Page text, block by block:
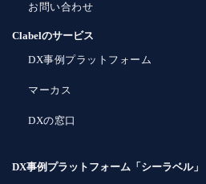
お問い合わせ
Clabelのサービス
DX事例プラットフォーム
マーカス
DXの窓口
DX事例プラットフォーム「シーラベル」